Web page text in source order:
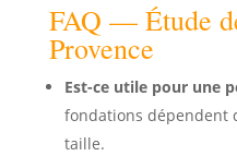
FAQ — Étude
Provence
Est-ce utile pour une
fondations dépendent
taille.